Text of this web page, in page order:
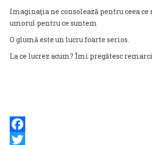
Imaginaţia ne consolează pentru ceea ce
umorul pentru ce suntem
O glumă este un lucru foarte serios.
La ce lucrez acum? Îmi pregătesc
Facebook